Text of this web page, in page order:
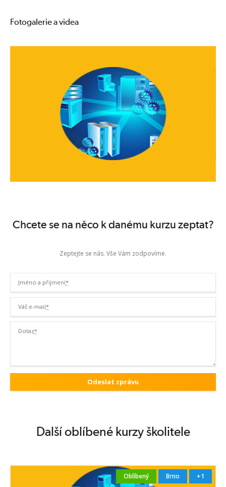
Fotogalerie a videa
Chcete se na něco k danému kurzu zeptat?
Zeptejte se nás. Vše Vám zodpovíme.
Jméno a příjmení*
Váš e-mail*
Dotaz*
Další oblíbené kurzy školitele
Oblíbený Brno +1